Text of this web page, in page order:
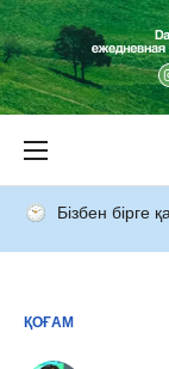
Бізбен бірге
ҚОҒАМ